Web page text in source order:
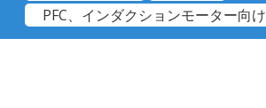
PFC、インダクションモーター向け